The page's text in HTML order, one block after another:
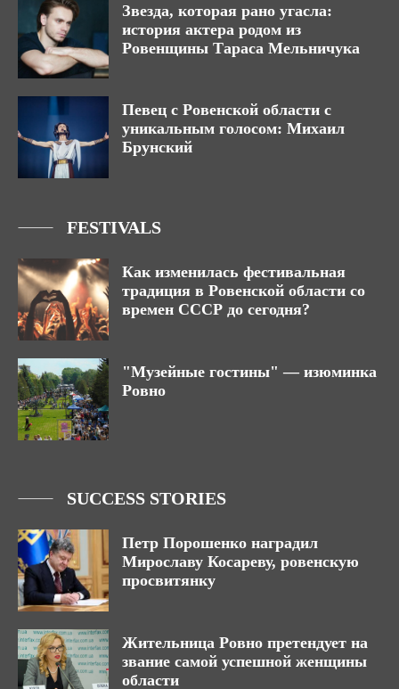
Звезда, которая рано угасла:
история актера родом из
Ровенщины Тараса Мельничука
Певец с Ровенской области с
уникальным голосом: Михаил
Брунский
FESTIVALS
Как изменилась фестивальная
традиция в Ровенской области со
времен СССР до сегодня?
"Музейные гостины" — изюминка
Ровно
SUCCESS STORIES
Петр Порошенко наградил
Мирославу Косареву, ровенскую
просвитянку
Жительница Ровно претендует на
звание самой успешной женщины
области